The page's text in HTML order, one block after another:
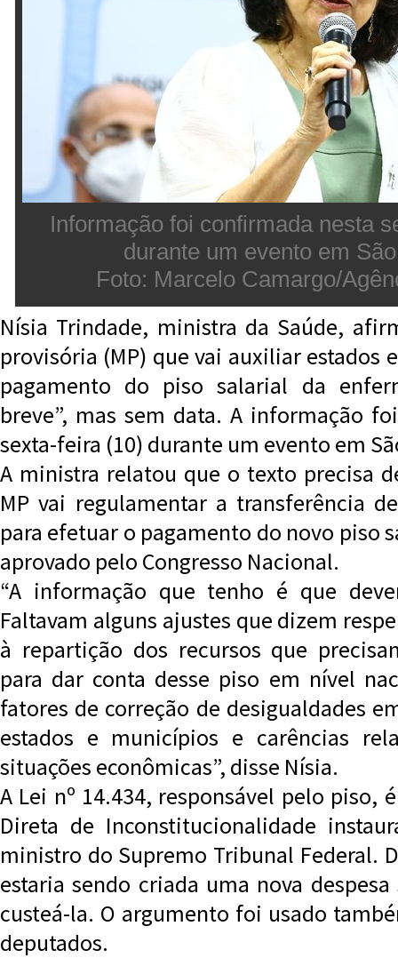
Informação foi confirmada nesta
durante um evento em
Foto: Marcelo Camargo/
Nísia Trindade, ministra da Saúde,
provisória (MP) que vai auxiliar estados
pagamento do piso salarial da
breve”, mas sem data. A informação
sexta-feira (10) durante um evento em
A ministra relatou que o texto precisa
MP vai regulamentar a transferência
para efetuar o pagamento do novo piso
aprovado pelo Congresso Nacional.
“A informação que tenho é que
Faltavam alguns ajustes que dizem
à repartição dos recursos que
para dar conta desse piso em nível
fatores de correção de desigualdades
estados e municípios e carências
situações econômicas”, disse Nísia.
A Lei nº 14.434, responsável pelo piso,
Direta de Inconstitucionalidade
ministro do Supremo Tribunal Federal.
estaria sendo criada uma nova
custeá-la. O argumento foi usado
deputados.